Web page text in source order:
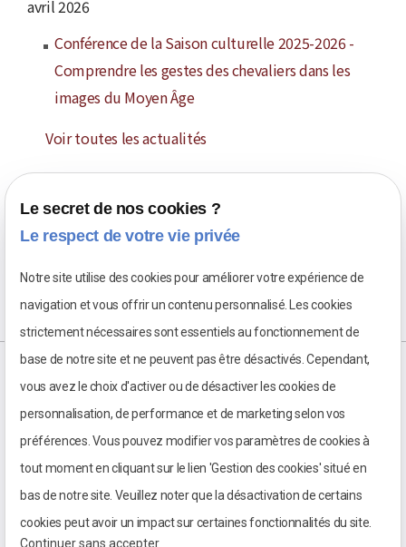
avril 2026
Conférence de la Saison culturelle 2025-2026 -
Comprendre les gestes des chevaliers dans les
images du Moyen Âge
Voir toutes les actualités
Le secret de nos cookies ?
Le respect de votre vie privée
Notre site utilise des cookies pour améliorer votre expérience de
navigation et vous offrir un contenu personnalisé. Les cookies
strictement nécessaires sont essentiels au fonctionnement de
base de notre site et ne peuvent pas être désactivés. Cependant,
vous avez le choix d'activer ou de désactiver les cookies de
personnalisation, de performance et de marketing selon vos
préférences. Vous pouvez modifier vos paramètres de cookies à
tout moment en cliquant sur le lien 'Gestion des cookies' situé en
bas de notre site. Veuillez noter que la désactivation de certains
cookies peut avoir un impact sur certaines fonctionnalités du site.
Continuer sans accepter